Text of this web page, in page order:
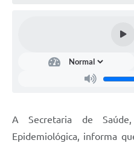
Itinerário do Transporte Público
Gasoduto (Gás Natural)
A Secretaria de
Epidemiológica, informa